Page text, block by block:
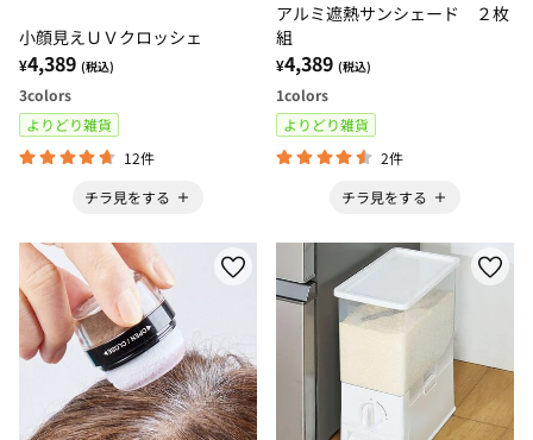
小顔見えＵＶクロッシェ
¥4,389 (税込)
3colors
よりどり雑貨
12件
チラ見をする
アルミ遮熱サンシェード ２枚
組
¥4,389 (税込)
1colors
よりどり雑貨
2件
チラ見をする